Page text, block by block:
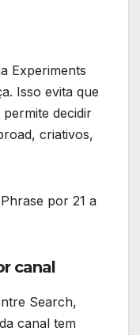
Experiments
Isso evita que
decidir
criativos,
por 21 a
canal
Search,
canal tem